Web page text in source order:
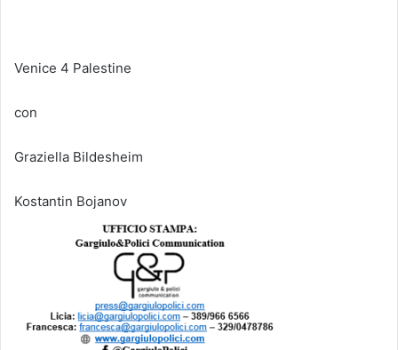
Venice 4 Palestine
con
Graziella Bildesheim
Kostantin Bojanov